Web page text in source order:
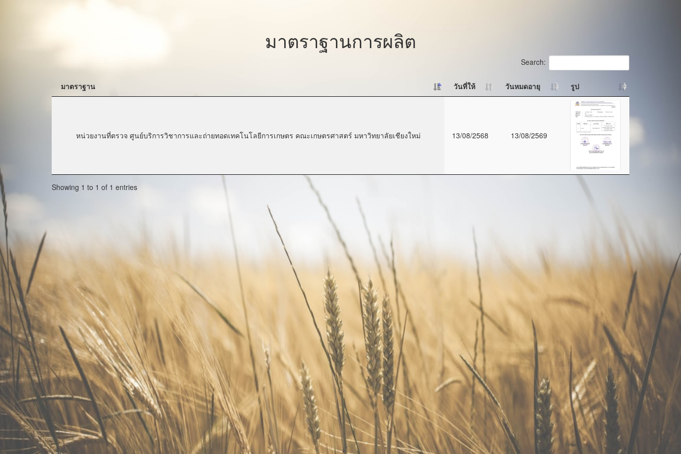
มาตราฐานการผลิต
Search:
มาตราฐาน วันที่ให้ วันหมดอายุ รูป
หน่วยงานที่ตรวจ ศูนย์บริการวิชาการและถ่ายทอดเทคโนโลยีการเกษตร คณะเกษตรศาสตร์ มหาวิทยาลัยเชียงใหม่ 13/08/2568 13/08/2569
Showing 1 to 1 of 1 entries